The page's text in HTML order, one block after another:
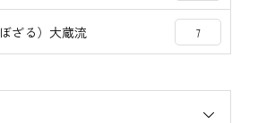
ざる）大蔵流 7